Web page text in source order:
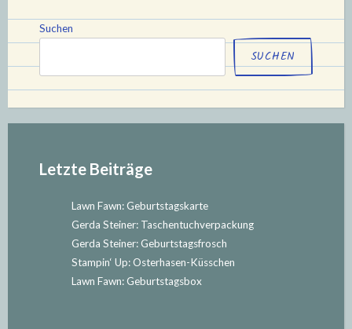
Suchen
SUCHEN
Letzte Beiträge
Lawn Fawn: Geburtstagskarte
Gerda Steiner: Taschentuchverpackung
Gerda Steiner: Geburtstagsfrosch
Stampin‘ Up: Osterhasen-Küsschen
Lawn Fawn: Geburtstagsbox